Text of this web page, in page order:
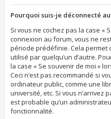
Pourquoi suis-je déconnecté
Si vous ne cochez pas la case «
connexion au forum, vous ne
période prédéfinie. Cela permet
utilisé par quelqu’un d’autre.
la case « Se souvenir de moi »
Ceci n’est pas recommandé si
ordinateur public, comme une
université, etc. Si vous n’arrivez
est probable qu’un
fonctionnalité.